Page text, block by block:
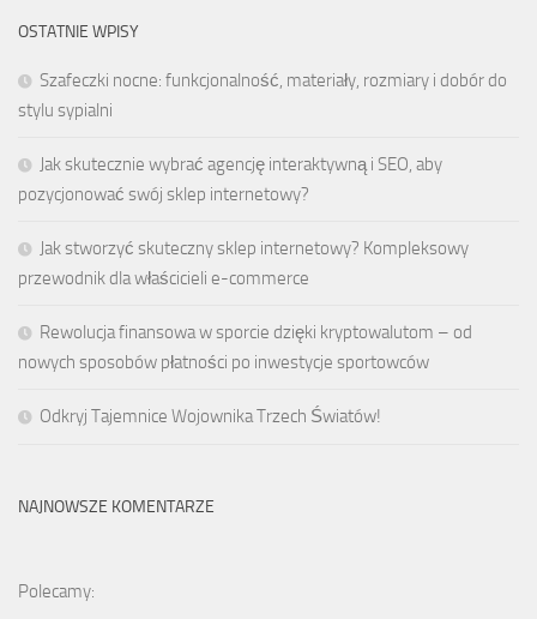
OSTATNIE WPISY
Szafeczki nocne: funkcjonalność, materiały, rozmiary i dobór do
stylu sypialni
Jak skutecznie wybrać agencję interaktywną i SEO, aby
pozycjonować swój sklep internetowy?
Jak stworzyć skuteczny sklep internetowy? Kompleksowy
przewodnik dla właścicieli e-commerce
Rewolucja finansowa w sporcie dzięki kryptowalutom – od
nowych sposobów płatności po inwestycje sportowców
Odkryj Tajemnice Wojownika Trzech Światów!
NAJNOWSZE KOMENTARZE
Polecamy: